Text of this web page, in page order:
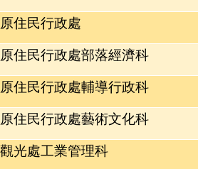
住民行政處
住民行政處部落經濟科
住民行政處輔導行政科
住民行政處藝術文化科
光處工業管理科